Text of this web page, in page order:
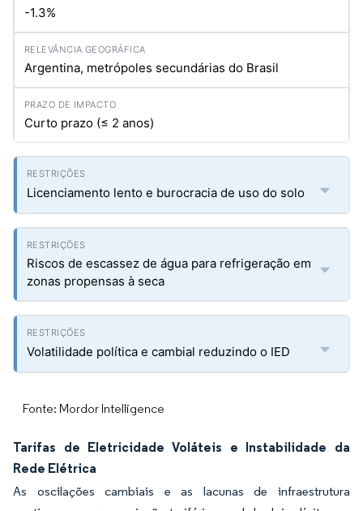
-1.3%
Argentina, metrópoles secundárias do Brasil
Curto prazo (≤ 2 anos)
Licenciamento lento e burocracia de uso do solo
Riscos de escassez de água para refrigeração em
zonas propensas à seca
Volatilidade política e cambial reduzindo o IED
Fonte: Mordor Intelligence
Tarifas de Eletricidade Voláteis e Instabilidade da
Rede Elétrica
As oscilações cambiais e as lacunas de infraestrutura